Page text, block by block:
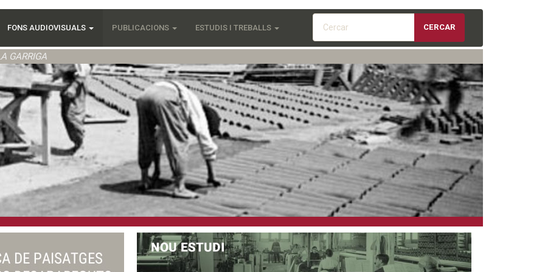
FONS AUDIOVISUALS PUBLICACIONS ESTUDIS I TREBALLS CERCAR
GARRIGA